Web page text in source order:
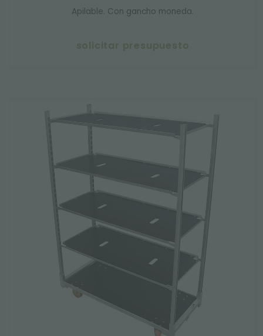
Apilable. Con gancho moneda.
solicitar presupuesto